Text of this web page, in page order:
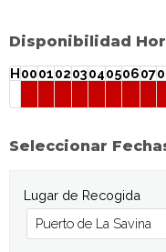
Disponibilidad
H0001020304050607
Seleccionar
Lugar de Recogida